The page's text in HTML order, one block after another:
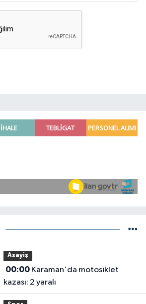
Asayiş
00:00Karaman'da motosiklet
kazası: 2 yaralı